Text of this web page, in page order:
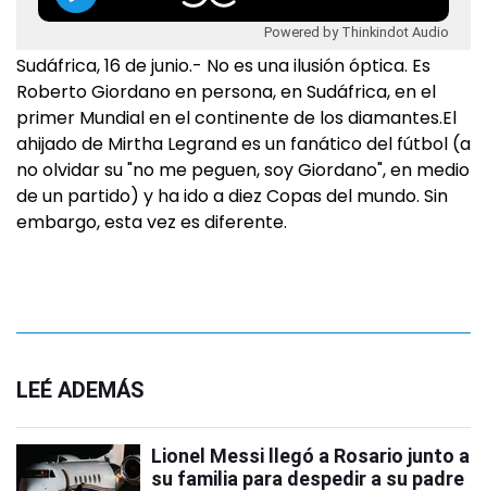
Powered by Thinkindot Audio
Sudáfrica, 16 de junio.- No es una ilusión óptica. Es
Roberto Giordano en persona, en Sudáfrica, en el
primer Mundial en el continente de los diamantes.El
ahijado de Mirtha Legrand es un fanático del fútbol (a
no olvidar su "no me peguen, soy Giordano", en medio
de un partido) y ha ido a diez Copas del mundo. Sin
embargo, esta vez es diferente.
LEÉ ADEMÁS
Lionel Messi llegó a Rosario junto a
su familia para despedir a su padre